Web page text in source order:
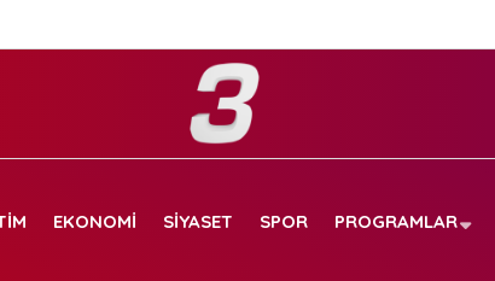
EKONOMI SIYASET SPOR PROGRAMLAR